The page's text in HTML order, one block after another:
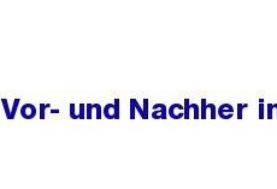
Vor- und Nachher